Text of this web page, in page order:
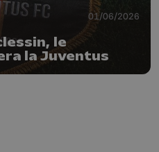
01/06/2026
le
la Juventus